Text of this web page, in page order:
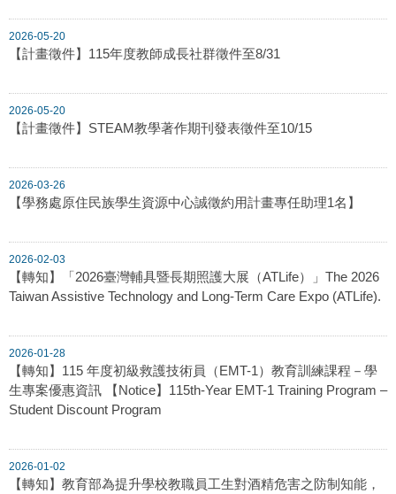
2026-05-20
【計畫徵件】115年度教師成長社群徵件至8/31
2026-05-20
【計畫徵件】STEAM教學著作期刊發表徵件至10/15
2026-03-26
【學務處原住民族學生資源中心誠徵約用計畫專任助理1名】
2026-02-03
【轉知】「2026臺灣輔具暨長期照護大展（ATLife）」The 2026
Taiwan Assistive Technology and Long-Term Care Expo (ATLife).
2026-01-28
【轉知】115 年度初級救護技術員（EMT-1）教育訓練課程－學
生專案優惠資訊 【Notice】115th-Year EMT-1 Training Program –
Student Discount Program
2026-01-02
【轉知】教育部為提升學校教職員工生對酒精危害之防制知能，